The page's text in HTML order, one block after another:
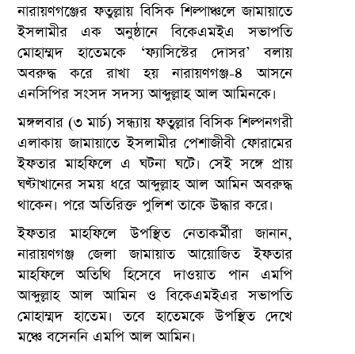
নারায়ণগঞ্জের ফতুল্লায় বিসিক শিল্পাঞ্চলে জামায়াতে
ইসলামীর এক অনুষ্ঠানে বিকেএমইএ সভাপতি
মোহাম্মদ হাতেমকে ‘ফ্যাসিস্টের দোসর’ বলায়
অবরুদ্ধ করে রাখা হয় নারায়ণগঞ্জ-৪ আসনে
এনসিপির সংসদ সদস্য আব্দুল্লাহ আল আমিনকে।
মঙ্গলবার (৩ মার্চ) সন্ধ্যায় ফতুল্লার বিসিক শিল্পনগরী
এলাকায় জামায়াতে ইসলামীর পেশাজীবী ফোরামের
ইফতার মাহফিলে এ ঘটনা ঘটে। সেই সঙ্গে প্রায়
ঘণ্টাখানের সময় ধরে আব্দুল্লাহ আল আমিন অবরুদ্ধ
থাকেন। পরে অতিরিক্ত পুলিশ তাকে উদ্ধার করে।
ইফতার মাহফিলে উপস্থিত নেতাকর্মীরা জানান,
নারায়ণগঞ্জ জেলা জামায়াত আয়োজিত ইফতার
মাহফিলে অতিথি হিসেবে দাওয়াত পান এমপি
আব্দুল্লাহ আল আমিন ও বিকেএমইএর সভাপতি
মোহাম্মদ হাতেম। তবে হাতেমকে উপস্থিত দেখে
মঞ্চে বসেননি এমপি আল আমিন।